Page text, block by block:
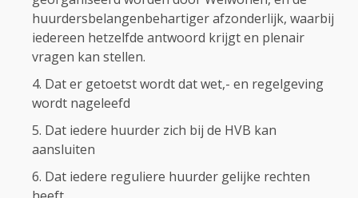
huurdersbelangenbehartiger afzonderlijk, waarbij
iedereen hetzelfde antwoord krijgt en plenair
vragen kan stellen.
Dat er getoetst wordt dat wet,- en regelgeving
wordt nageleefd
Dat iedere huurder zich bij de HVB kan
aansluiten
Dat iedere reguliere huurder gelijke rechten